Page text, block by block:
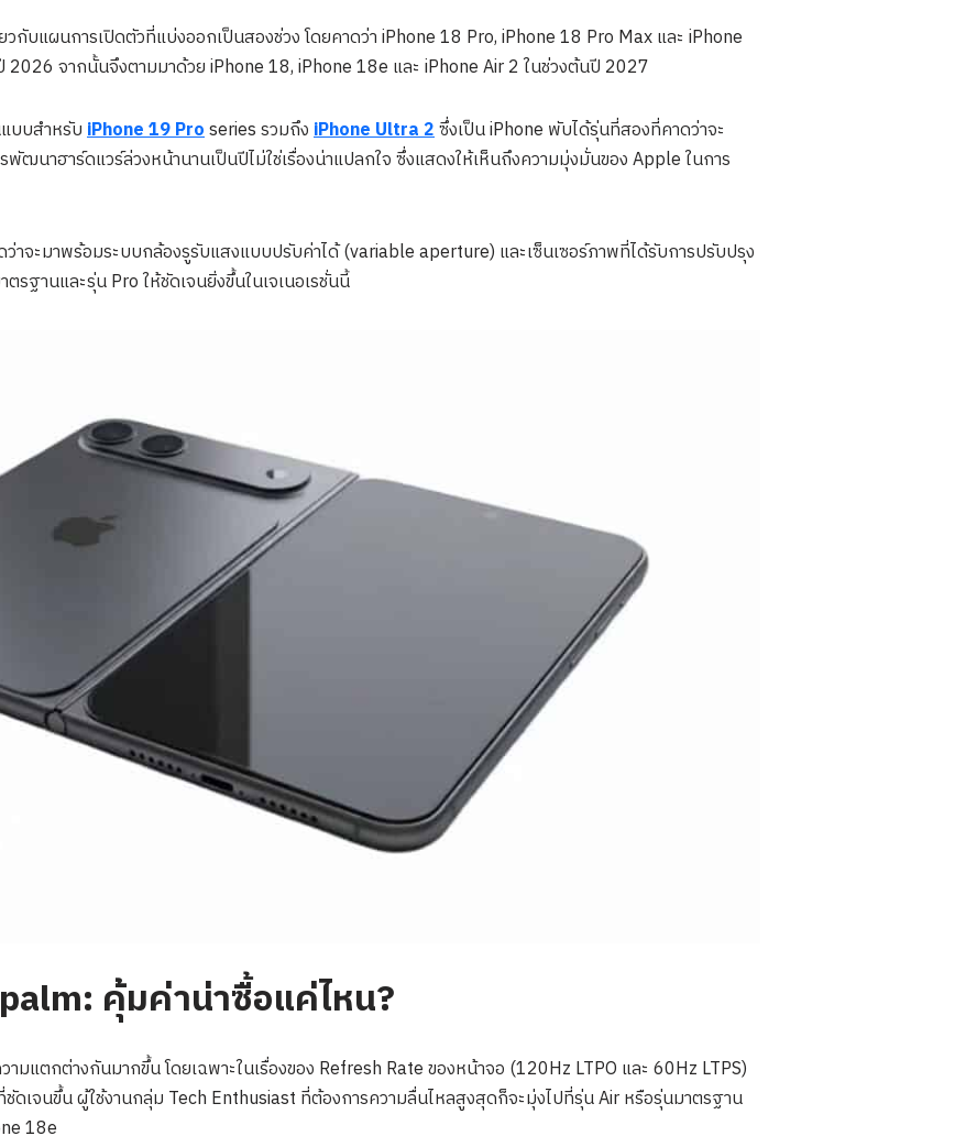
บแผนการเปิดตัวที่แบ่งออกเป็นสองช่วง โดยคาดว่า iPhone 18 Pro, iPhone 18 Pro Max และ iPhone
2026 จากนั้นจึงตามมาด้วย iPhone 18, iPhone 18e และ iPhone Air 2 ในช่วงต้นปี 2027
บบสำหรับiPhone 19 Proseries รวมถึงiPhone Ultra 2ซึ่งเป็น iPhone พับได้รุ่นที่สองที่คาดว่าจะ
ฒนาฮาร์ดแวร์ล่วงหน้านานเป็นปีไม่ใช่เรื่องน่าแปลกใจ ซึ่งแสดงให้เห็นถึงความมุ่งมั่นของ Apple ในการ
จะมาพร้อมระบบกล้องรูรับแสงแบบปรับค่าได้ (variable aperture) และเซ็นเซอร์ภาพที่ได้รับการปรับปรุง
รฐานและรุ่น Pro ให้ชัดเจนยิ่งขึ้นในเจเนอเรชั่นนี้
คุ้มค่าน่าซื้อแค่ไหน?
มแตกต่างกันมากขึ้น โดยเฉพาะในเรื่องของ Refresh Rate ของหน้าจอ (120Hz LTPO และ 60Hz LTPS)
เจนขึ้น ผู้ใช้งานกลุ่ม Tech Enthusiast ที่ต้องการความลื่นไหลสูงสุดก็จะมุ่งไปที่รุ่น Air หรือรุ่นมาตรฐาน
18e